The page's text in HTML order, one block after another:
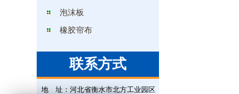
泡沫板
橡胶帘布
联系方式
地 址： 河北省衡水市北方工业园区